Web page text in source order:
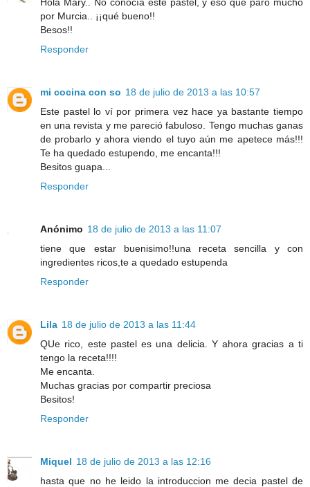
por Murcia.. ¡¡qué bueno!!
Besos!!
Responder
mi cocina con so 18 de julio de 2013 a las 10:57
Este pastel lo ví por primera vez hace ya bastante tiempo
en una revista y me pareció fabuloso. Tengo muchas ganas
de probarlo y ahora viendo el tuyo aún me apetece más!!!
Te ha quedado estupendo, me encanta!!!
Besitos guapa...
Responder
Anónimo 18 de julio de 2013 a las 11:07
tiene que estar buenisimo!!una receta sencilla y con
ingredientes ricos,te a quedado estupenda
Responder
Lila 18 de julio de 2013 a las 11:44
QUe rico, este pastel es una delicia. Y ahora gracias a ti
tengo la receta!!!!
Me encanta.
Muchas gracias por compartir preciosa
Besitos!
Responder
Miquel 18 de julio de 2013 a las 12:16
hasta que no he leido la introduccion me decia pastel de